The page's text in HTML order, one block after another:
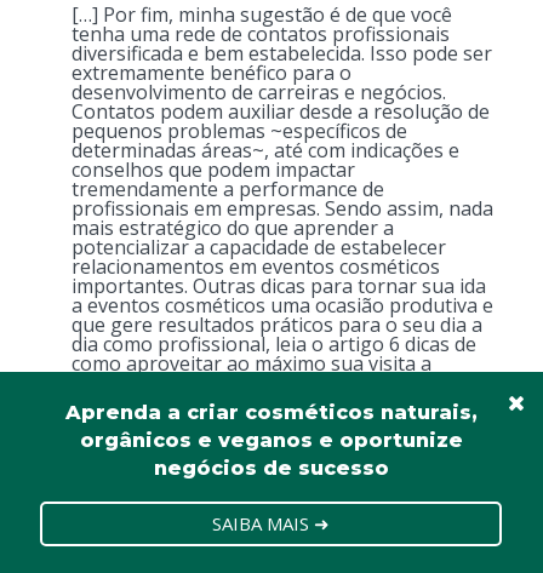
Aprenda a criar cosméticos naturais,
orgânicos e veganos e oportunize
negócios de sucesso
SAIBA MAIS ➜
[…] Por fim, minha sugestão é de que você
tenha uma rede de contatos profissionais
diversificada e bem estabelecida. Isso pode ser
extremamente benéfico para o
desenvolvimento de carreiras e negócios.
Contatos podem auxiliar desde a resolução de
pequenos problemas ~específicos de
determinadas áreas~, até com indicações e
conselhos que podem impactar
tremendamente a performance de
profissionais em empresas. Sendo assim, nada
mais estratégico do que aprender a
potencializar a capacidade de estabelecer
relacionamentos em eventos cosméticos
importantes. Outras dicas para tornar sua ida
a eventos cosméticos uma ocasião produtiva e
que gere resultados práticos para o seu dia a
dia como profissional, leia o artigo 6 dicas de
como aproveitar ao máximo sua visita a
Responder